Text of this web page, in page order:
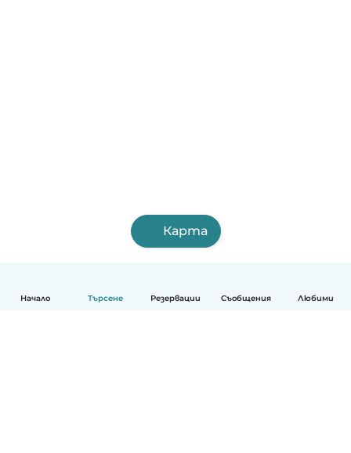
Начало Търсене Резервации Съобщения Любими
Карта